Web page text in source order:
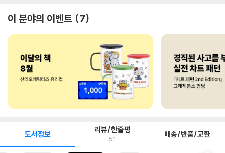
이 분야의 이벤트 7
도서정보 리뷰/한줄평
51 배송/반품/교환